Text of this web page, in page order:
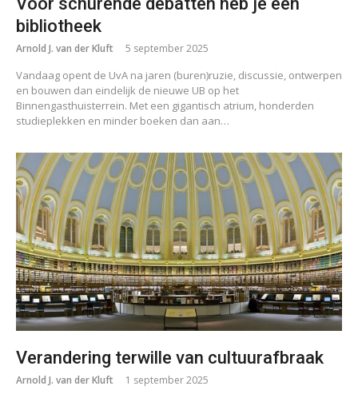
bibliotheek
Arnold J. van der Kluft 5 september 2025
Vandaag opent de UvA na jaren (buren)ruzie, discussie, ontwerpen
en bouwen dan eindelijk de nieuwe UB op het
Binnengasthuisterrein. Met een gigantisch atrium, honderden
studieplekken en minder boeken dan aan…
Verandering terwille van cultuurafbraak
Arnold J. van der Kluft 1 september 2025